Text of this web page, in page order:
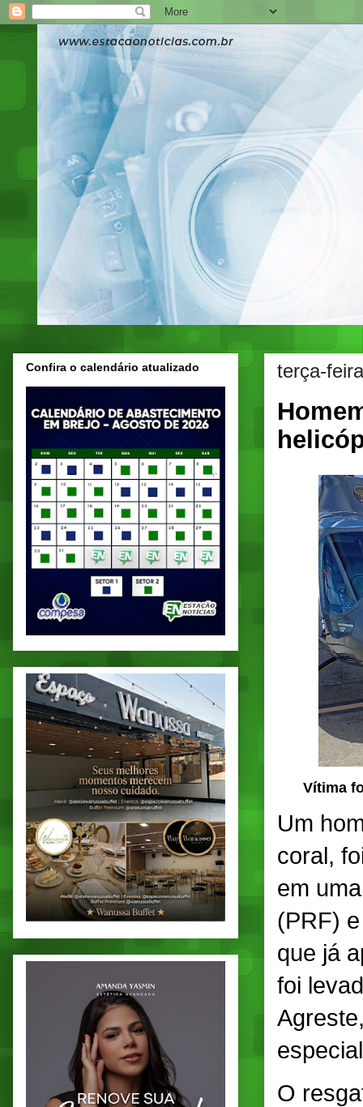
terça-
Vítima
Um
coral,
em
(PRF)
que já
foi
O
Confira o calendário atualizado